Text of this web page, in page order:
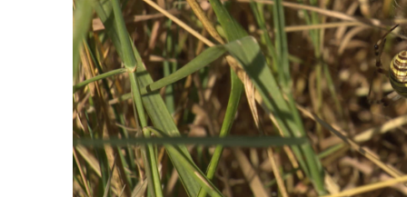
08 août 2026Consulter l'article "Au Moeraske, Bart
Marathon de contrôles de vitesse
ce week-end: “Une moto a été
flashée à 121 km/h sur l’avenue de
Tervuren”